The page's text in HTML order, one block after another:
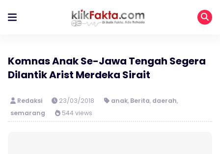
Komnas Anak Se-Jawa Tengah Segera
Dilantik Arist Merdeka Sirait
Redaksi 23/03/2018 anak, Berita, daerah,
semarang
544 views